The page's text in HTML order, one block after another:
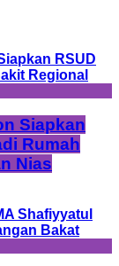
Siapkan
Rumah
Nias